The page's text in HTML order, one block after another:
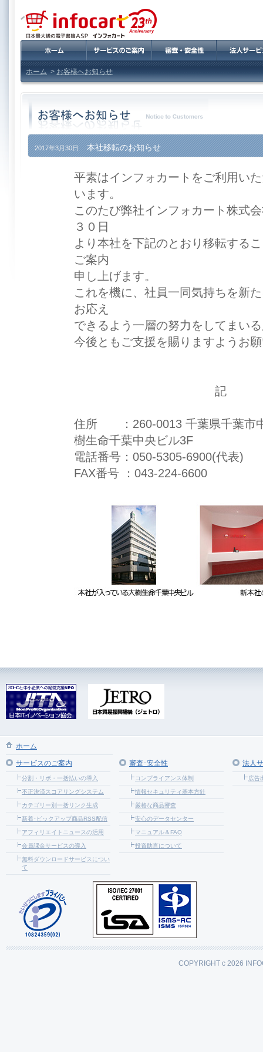
ホーム > お客様へお知らせ
2017年3月30日本社移転のお知らせ
平素はインフォカートをご利用い
います。
このたび弊社インフォカート株式
３０日
より本社を下記のとおり移転する
ご案内
申し上げます。
これを機に、社員一同気持ちを新
お応え
できるよう一層の努力をしてまい
今後ともご支援を賜りますようお
記
住所 ：260-0013 千葉県千葉市
樹生命千葉中央ビル3F
電話番号：050-5305-6900(代表)
FAX番号 ：043-224-6600
ホーム
サービスのご案内
分割・リボ・一括払いの導入
不正決済スコアリングシステム
カテゴリー別一括リンク生成
新着･ピックアップ商品RSS配信
アフィリエイトニュースの活用
会員課金サービスの導入
無料ダウンロードサービスについ
て
審査･安全性
コンプライアンス体制
情報セキュリティ基本方針
厳格な商品審査
安心のデータセンター
マニュアル＆FAQ
投資助言について
法人
広告
COPYRIGHT c 2026